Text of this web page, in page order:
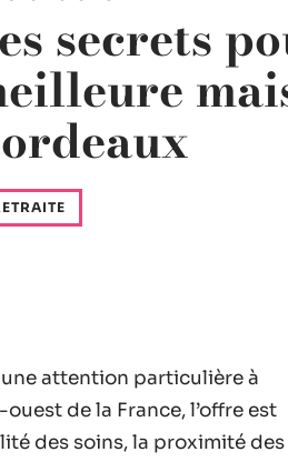
secrets
attention particulière à
de la France, l’offre est
des soins, la proximité des